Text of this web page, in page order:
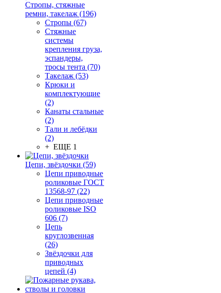
Стропы, стяжные
ремни, такелаж (196)
Стропы (67)
Стяжные
системы
крепления груза,
эспандеры,
тросы тента (70)
Такелаж (53)
Крюки и
комплектующие
(2)
Канаты стальные
(2)
Тали и лебёдки
(2)
+ ЕЩЕ 1
Цепи, звёздочки (59)
Цепи приводные
роликовые ГОСТ
13568-97 (22)
Цепи приводные
роликовые ISO
606 (7)
Цепь
круглозвенная
(26)
Звёздочки для
приводных
цепей (4)